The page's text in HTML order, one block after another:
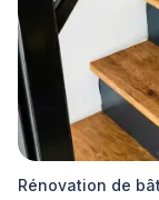
Rénovation de